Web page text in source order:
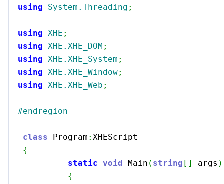
using
System.Threading ;
using XHE ;
using XHE.XHE_DOM ;
using XHE.XHE_System ;
using XHE.XHE_Window;
using XHE.XHE_Web ;
#endregion
class Program : XHEScript
{
static void Main ( string [ ] args )
{